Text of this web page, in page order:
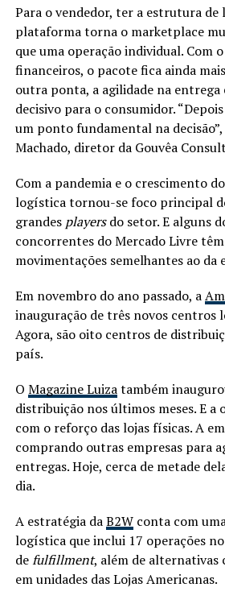
Para o vendedor, ter a estrutura
plataforma torna o marketplace
que uma operação individual. Com
financeiros, o pacote fica ainda
outra ponta, a agilidade na
decisivo para o consumidor.
um ponto fundamental na
Machado, diretor da Gouvêa
Com a pandemia e o crescimento
logística tornou-se foco principal
grandes playersdo setor. E alguns
concorrentes do Mercado Livre
movimentações semelhantes ao da
Em novembro do ano passado, a
inauguração de três novos centros
Agora, são oito centros de
país.
O Magazine Luizatambém
distribuição nos últimos meses. E a
com o reforço das lojas físicas. A
comprando outras empresas para
entregas. Hoje, cerca de metade
dia.
A estratégia daB2Wconta com
logística que inclui 17 operações
defulfillment, além de alternativas
em unidades das Lojas Americanas.